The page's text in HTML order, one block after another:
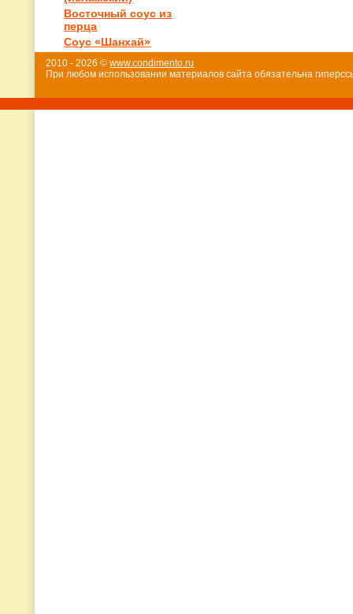
Восточный соус из
перца
Соус «Шанхай»
2010 - 2026 ©www.condimento.ru
При любом использовании материалов сайта обязательна